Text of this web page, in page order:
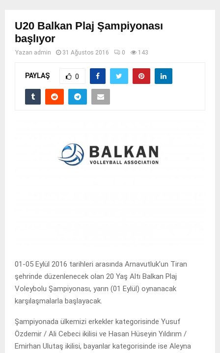
U20 Balkan Plaj Şampiyonası
başlıyor
Yazan admin 31 Ağustos 2016 0 143
PAYLAŞ 0
01-05 Eylül 2016 tarihleri arasında Arnavutluk’un Tiran
şehrinde düzenlenecek olan 20 Yaş Altı Balkan Plaj
Voleybolu Şampiyonası, yarın (01 Eylül) oynanacak
karşılaşmalarla başlayacak.
Şampiyonada ülkemizi erkekler kategorisinde Yusuf
Özdemir / Ali Cebeci ikilisi ve Hasan Hüseyin Yıldırım /
Emirhan Ulutaş ikilisi, bayanlar kategorisinde ise Aleyna